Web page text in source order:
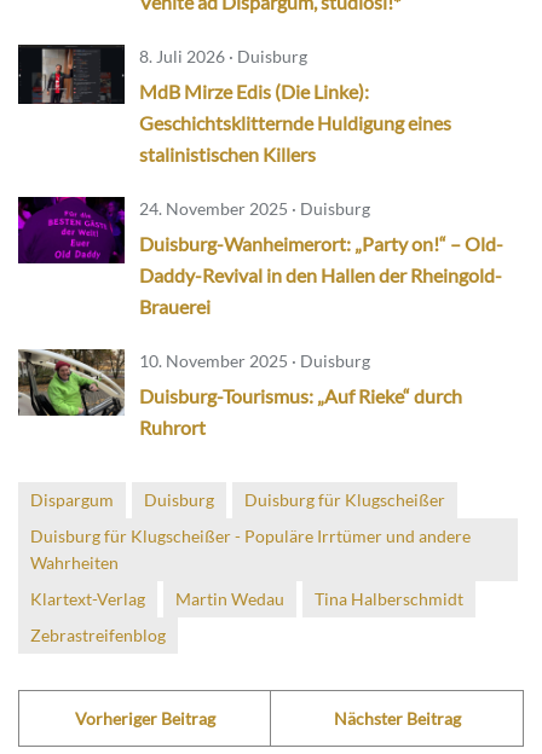
8. Juli 2026 · Duisburg
MdB Mirze Edis (Die Linke):
Geschichtsklitternde Huldigung eines
stalinistischen Killers
24. November 2025 · Duisburg
Duisburg-Wanheimerort: „Party on!“ – Old-
Daddy-Revival in den Hallen der Rheingold-
Brauerei
10. November 2025 · Duisburg
Duisburg-Tourismus: „Auf Rieke“ durch
Ruhrort
Dispargum Duisburg
Duisburg für Klugscheißer
Duisburg für Klugscheißer - Populäre Irrtümer und andere
Wahrheiten
Klartext-Verlag
Martin Wedau
Tina Halberschmidt
Zebrastreifenblog
Vorheriger Beitrag Nächster Beitrag